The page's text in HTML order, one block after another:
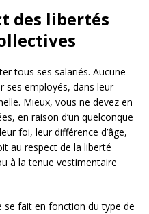
des libertés
tous ses salariés. Aucune
ses employés, dans leur
Mieux, vous ne devez en
en raison d’un quelconque
foi, leur différence d’âge,
au respect de la liberté
à la tenue vestimentaire
se fait en fonction du type de